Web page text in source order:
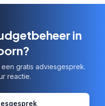
in
gratis adviesgesprek.
reactie.